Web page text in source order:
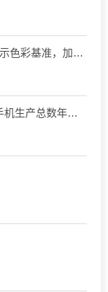
色彩基准，加速
机生产总数年减